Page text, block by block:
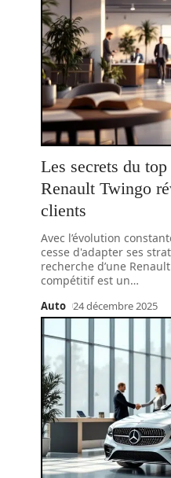
Les secrets du
Renault Twingo
clients
Avec l’évolution
cesse d'adapter ses
recherche d’une
compétitif est un…
Auto 24 décembre 2025